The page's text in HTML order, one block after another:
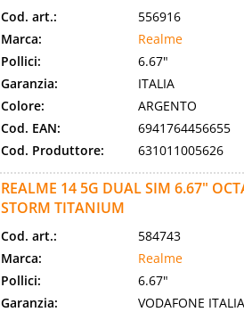
Cod. art.:
556916
Marca:
Realme
Pollici:
6.67"
Garanzia:
ITALIA
Colore:
ARGENTO
Cod. EAN:
6941764456655
Cod. Produttore:
631011005626
REALME 14 5G DUAL SIM 6.67"
STORM TITANIUM
Cod. art.:
584743
Marca:
Realme
Pollici:
6.67"
Garanzia:
VODAFONE ITALIA